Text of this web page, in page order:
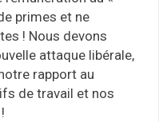
primes et ne
! Nous devons
attaque libérale,
rapport au
de travail et nos